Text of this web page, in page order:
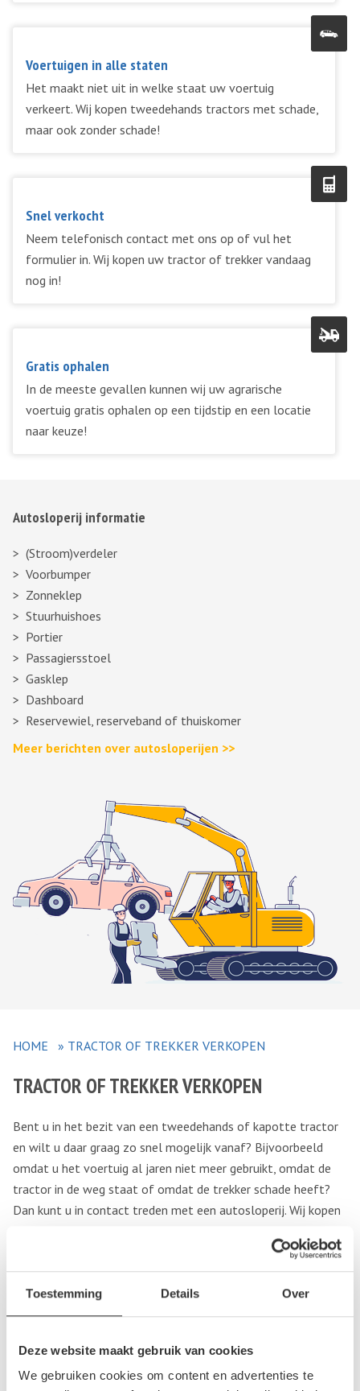
Toestemming Details Over
Deze website maakt gebruik van cookies
We gebruiken cookies om content en advertenties te
Voertuigen in alle staten
Het maakt niet uit in welke staat uw voertuig
verkeert. Wij kopen tweedehands tractors met schade,
maar ook zonder schade!
Snel verkocht
Neem telefonisch contact met ons op of vul het
formulier in. Wij kopen uw tractor of trekker vandaag
nog in!
Gratis ophalen
In de meeste gevallen kunnen wij uw agrarische
voertuig gratis ophalen op een tijdstip en een locatie
naar keuze!
Autosloperij informatie
(Stroom)verdeler
Voorbumper
Zonneklep
Stuurhuishoes
Portier
Passagiersstoel
Gasklep
Dashboard
Reservewiel, reserveband of thuiskomer
Meer berichten over autosloperijen >>
HOME » TRACTOR OF TREKKER VERKOPEN
TRACTOR OF TREKKER VERKOPEN
Bent u in het bezit van een tweedehands of kapotte tractor
en wilt u daar graag zo snel mogelijk vanaf? Bijvoorbeeld
omdat u het voertuig al jaren niet meer gebruikt, omdat de
tractor in de weg staat of omdat de trekker schade heeft?
Dan kunt u in contact treden met een autosloperij. Wij kopen
in welke staat het voertuig verkeert. Ook gebreken zijn geen
probleem, dus het is niet erg als het voertuig niet meer
volledig naar behoren functioneert. Wilt u graag uw
landbouwvoertuig met kenteken verkopen? Vul dan het
“geen kenteken” invullen. U kunt ook telefonisch contact
opnemen. Een medewerker staat u direct te woord!